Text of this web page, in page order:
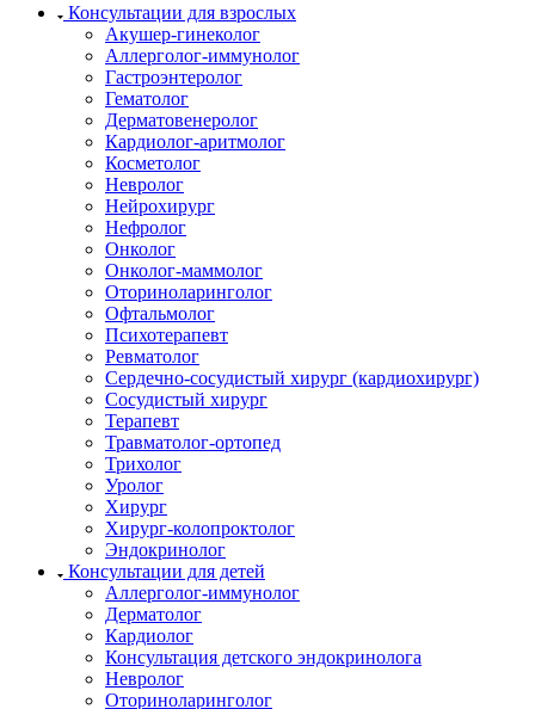
Консультации для взрослых
Акушер-гинеколог
Аллерголог-иммунолог
Гастроэнтеролог
Гематолог
Дерматовенеролог
Кардиолог-аритмолог
Косметолог
Невролог
Нейрохирург
Нефролог
Онколог
Онколог-маммолог
Оториноларинголог
Офтальмолог
Психотерапевт
Ревматолог
Сердечно-сосудистый хирург (кардиохирург)
Сосудистый хирург
Терапевт
Травматолог-ортопед
Трихолог
Уролог
Хирург
Хирург-колопроктолог
Эндокринолог
Консультации для детей
Аллерголог-иммунолог
Дерматолог
Кардиолог
Консультация детского эндокринолога
Невролог
Оториноларинголог